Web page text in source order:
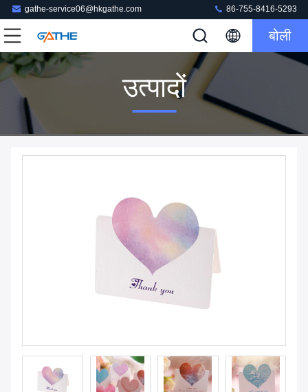
gathe-service06@hkgathe.com 86-755-8416-5293
बोली
उत्पादों